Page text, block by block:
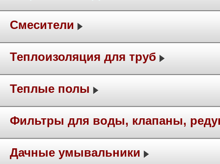
Смесители
Теплоизоляция для труб
Теплые полы
Фильтры для воды, клапаны,
Дачные умывальники